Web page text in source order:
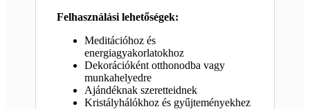
Felhasználási lehetőségek:
Meditációhoz és
energiagyakorlatokhoz
Dekorációként otthonodba vagy
munkahelyedre
Ajándéknak szeretteidnek
Kristályhálókhoz és gyűjteményekhez